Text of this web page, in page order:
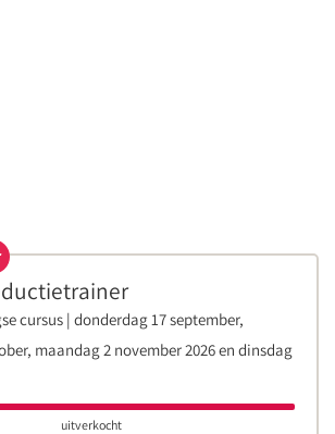
cursus | donderdag 17 september,
maandag 2 november 2026 en dinsdag
uitverkocht